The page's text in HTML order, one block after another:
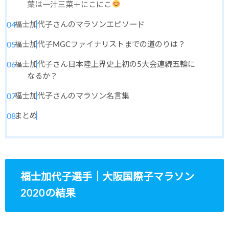
葉は一汁三菜＋にこにこ
福士加代子さんのマラソンエピソード
福士加代子MGCファイナリストまでの道のりは？
福士加代子さん日本陸上界史上初の5大会連続五輪に
なるか？
福士加代子さんのマラソン名言集
まとめ
福士加代子選手｜大阪国際子マラソン
2020の結果